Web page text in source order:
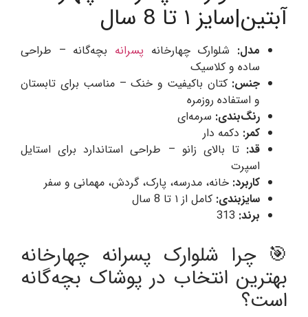
آبتین|سایز ۱ تا 8 سال
مدل: شلوارک چهارخانه پسرانه بچه‌گانه – طراحی
ساده و کلاسیک
جنس: کتان باکیفیت و خنک – مناسب برای تابستان
و استفاده روزمره
رنگ‌بندی: سرمه‌ای
کمر: دکمه دار
قد: تا بالای زانو – طراحی استاندارد برای استایل
اسپرت
کاربرد: خانه، مدرسه، پارک، گردش، مهمانی و سفر
سایزبندی: کامل از ۱ تا 8 سال
برند:
🎯 چرا شلوارک پسرانه چهارخانه
بهترین انتخاب در پوشاک بچه‌گانه
است؟